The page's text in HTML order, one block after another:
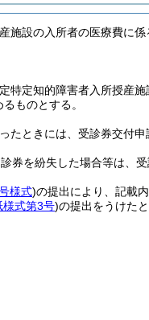
施設の入所者の医療費に
特定知的障害者入所授産施
ものとする。
たときには、受診券交付申
券を紛失した場合等は、
様式)の提出により、記載
様式第3号)の提出をうけた